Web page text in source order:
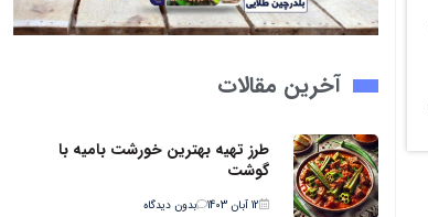
آخرین مقالات
طرز تهیه بهترین خورشت بامیه با
گوشت
12 آبان 1403 بدون دیدگاه